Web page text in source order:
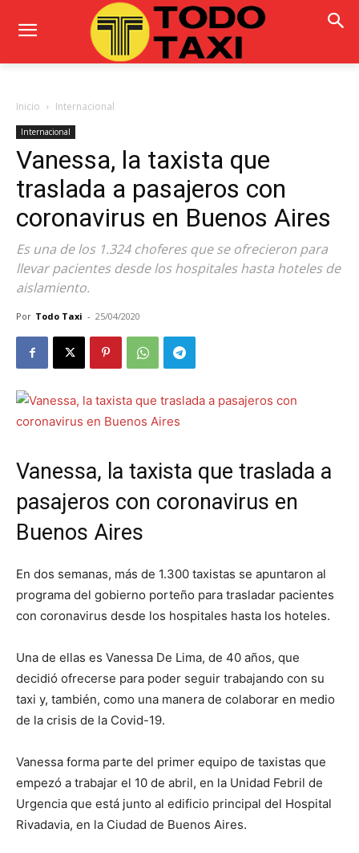
Inicio Internacional
Internacional
Vanessa, la taxista que
traslada a pasajeros con
coronavirus en Buenos Aires
Es una de los 1.324 choferes que se ofrecieron para
llevar pacientes desde los hospitales hasta hoteles de
aislamiento.
Por Todo Taxi - 25/04/2020
Vanessa, la taxista que traslada a
pasajeros con coronavirus en
Buenos Aires
En dos semanas, más de 1.300 taxistas se apuntaron al
programa del gobierno porteño para trasladar pacientes
con coronavirus desde los hospitales hasta los hoteles.
Una de ellas es Vanessa De Lima, de 40 años, que
decidió ofrecerse para poder seguir trabajando con su
taxi y, también, como una manera de colaborar en medio
de la crisis de la Covid-19.
Vanessa forma parte del primer equipo de taxistas que
empezó a trabajar el 10 de abril, en la Unidad Febril de
Urgencia que está junto al edificio principal del Hospital
Rivadavia, en la Ciudad de Buenos Aires.